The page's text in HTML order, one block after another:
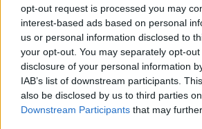
opt-out request is processed you may
interest-based ads based on personal
us or personal information disclosed to
your opt-out. You may separately opt-
disclosure of your personal information
IAB’s list of downstream participants.
also be disclosed by us to third parties
Downstream Participants that may
Találja meg a megfelelő
kulcsszavakat tesz egy cikkbe. A
szerepeltetése elriasztja az
keresőmotorokat. Törekedjen
kulcsszavak használata
említést tartalmazzon. Ha tartja
számhoz, akkor a keresőmotorok
Önt valódi tartalom nélküli